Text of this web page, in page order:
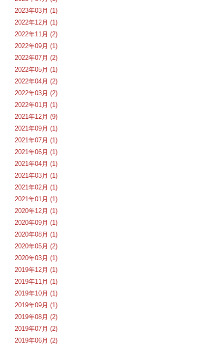
2023年03月 (1)
2022年12月 (1)
2022年11月 (2)
2022年09月 (1)
2022年07月 (2)
2022年05月 (1)
2022年04月 (2)
2022年03月 (2)
2022年01月 (1)
2021年12月 (9)
2021年09月 (1)
2021年07月 (1)
2021年06月 (1)
2021年04月 (1)
2021年03月 (1)
2021年02月 (1)
2021年01月 (1)
2020年12月 (1)
2020年09月 (1)
2020年08月 (1)
2020年05月 (2)
2020年03月 (1)
2019年12月 (1)
2019年11月 (1)
2019年10月 (1)
2019年09月 (1)
2019年08月 (2)
2019年07月 (2)
2019年06月 (2)